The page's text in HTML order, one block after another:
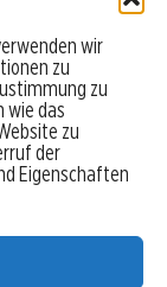
wir
zu
zu
wie das
zu
der
Eigenschaften